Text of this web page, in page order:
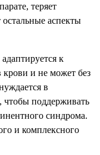
теряет
аспекты
к
и не может без
в
чтобы поддерживать
синдрома.
и комплексного